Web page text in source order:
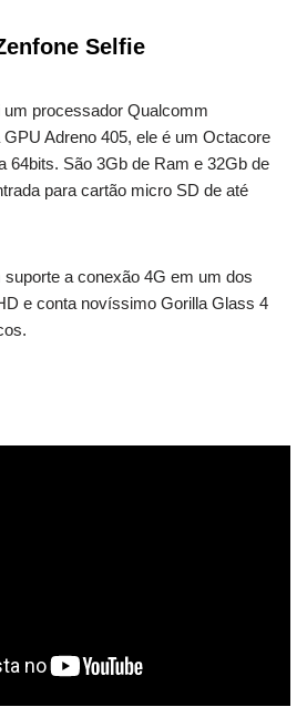
Selfie
processador Qualcomm
Adreno 405, ele é um Octacore
64bits. São 3Gb de Ram e 32Gb de
para cartão micro SD de até
a conexão 4G em um dos
e conta novíssimo Gorilla Glass 4